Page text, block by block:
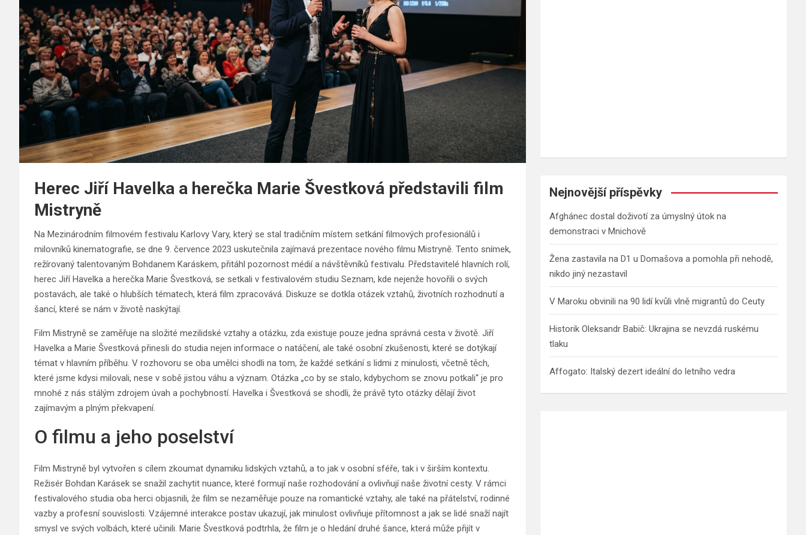
Herec Jiří Havelka a herečka Marie Švestková představili film
Mistryně
Na Mezinárodním filmovém festivalu Karlovy Vary, který se stal tradičním místem setkání filmových profesionálů i
milovníků kinematografie, se dne 9. července 2023 uskutečnila zajímavá prezentace nového filmu Mistryně. Tento snímek,
režírovaný talentovaným Bohdanem Karáskem, přitáhl pozornost médií a návštěvníků festivalu. Představitelé hlavních rolí,
herec Jiří Havelka a herečka Marie Švestková, se setkali v festivalovém studiu Seznam, kde nejenže hovořili o svých
postavách, ale také o hlubších tématech, která film zpracovává. Diskuze se dotkla otázek vztahů, životních rozhodnutí a
šancí, které se nám v životě naskýtají.
Film Mistryně se zaměřuje na složité mezilidské vztahy a otázku, zda existuje pouze jedna správná cesta v životě. Jiří
Havelka a Marie Švestková přinesli do studia nejen informace o natáčení, ale také osobní zkušenosti, které se dotýkají
témat v hlavním příběhu. V rozhovoru se oba umělci shodli na tom, že každé setkání s lidmi z minulosti, včetně těch,
které jsme kdysi milovali, nese v sobě jistou váhu a význam. Otázka „co by se stalo, kdybychom se znovu potkali“ je pro
mnohé z nás stálým zdrojem úvah a pochybností. Havelka i Švestková se shodli, že právě tyto otázky dělají život
zajímavým a plným překvapení.
O filmu a jeho poselství
Film Mistryně byl vytvořen s cílem zkoumat dynamiku lidských vztahů, a to jak v osobní sféře, tak i v širším kontextu.
Režisér Bohdan Karásek se snažil zachytit nuance, které formují naše rozhodování a ovlivňují naše životní cesty. V rámci
festivalového studia oba herci objasnili, že film se nezaměřuje pouze na romantické vztahy, ale také na přátelství, rodinné
vazby a profesní souvislosti. Vzájemné interakce postav ukazují, jak minulost ovlivňuje přítomnost a jak se lidé snaží najít
smysl ve svých volbách, které učinili. Marie Švestková podtrhla, že film je o hledání druhé šance, která může přijít v
Nejnovější příspěvky
Afghánec dostal doživotí za úmyslný útok na
demonstraci v Mnichově
Žena zastavila na D1 u Domašova a pomohla při nehodě,
nikdo jiný nezastavil
V Maroku obvinili na 90 lidí kvůli vlně migrantů do Ceuty
Historik Oleksandr Babič: Ukrajina se nevzdá ruskému
tlaku
Affogato: Italský dezert ideální do letního vedra